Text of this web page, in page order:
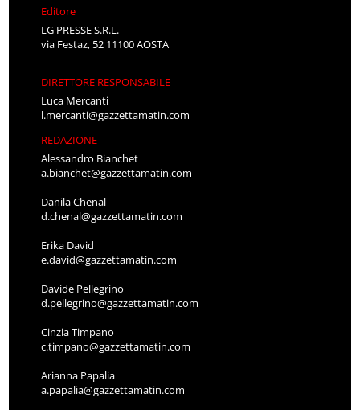
Editore
LG PRESSE S.R.L.
via Festaz, 52 11100 AOSTA
DIRETTORE RESPONSABILE
Luca Mercanti
l.mercanti@gazzettamatin.com
REDAZIONE
Alessandro Bianchet
a.bianchet@gazzettamatin.com
Danila Chenal
d.chenal@gazzettamatin.com
Erika David
e.david@gazzettamatin.com
Davide Pellegrino
d.pellegrino@gazzettamatin.com
Cinzia Timpano
c.timpano@gazzettamatin.com
Arianna Papalia
a.papalia@gazzettamatin.com